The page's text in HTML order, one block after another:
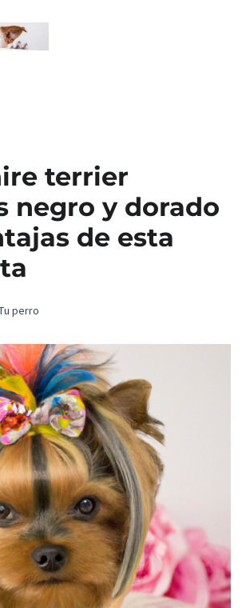
terrier
negro y dorado
de esta
perro